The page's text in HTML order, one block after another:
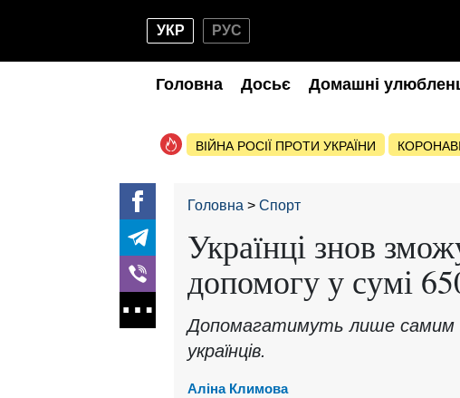
УКР РУС
Головна Досьє Домашні
ВІЙНА РОСІЇ ПРОТИ УКРАЇНИ
Головна Спорт
Українці знов
допомогу у сумі
Допомагатимуть лише самим
українців.
Аліна Климова